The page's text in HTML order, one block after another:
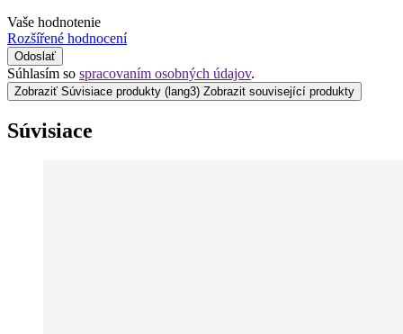
Vaše hodnotenie
Rozšířené hodnocení
Odoslať
Súhlasím so spracovaním osobných údajov.
Zobraziť Súvisiace produkty (lang3) Zobrazit související produkty
Súvisiace